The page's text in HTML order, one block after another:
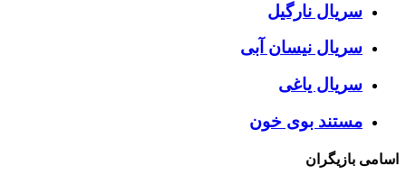
سریال نارگیل
سریال نیسان آبی
سریال یاغی
مستند بوی خون
اسامی بازیگران